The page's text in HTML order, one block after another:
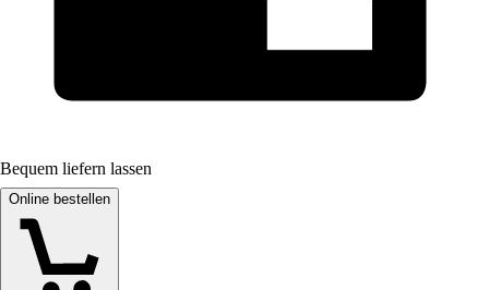
Bequem liefern lassen
Online bestellen